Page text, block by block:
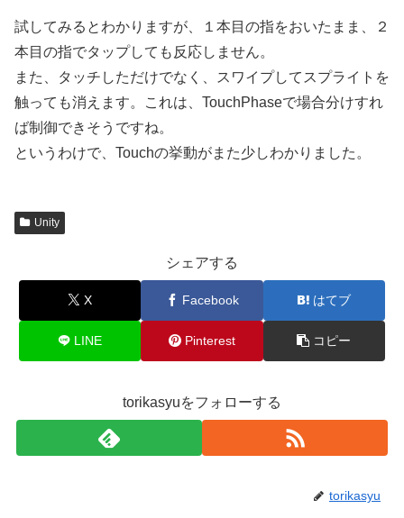
試してみるとわかりますが、１本目の指をおいたまま、２
本目の指でタップしても反応しません。
また、タッチしただけでなく、スワイプしてスプライトを
触っても消えます。これは、TouchPhaseで場合分けすれ
ば制御できそうですね。
というわけで、Touchの挙動がまた少しわかりました。
Unity
シェアする
X Facebook はてブ
LINE Pinterest コピー
torikasyuをフォローする
torikasyu